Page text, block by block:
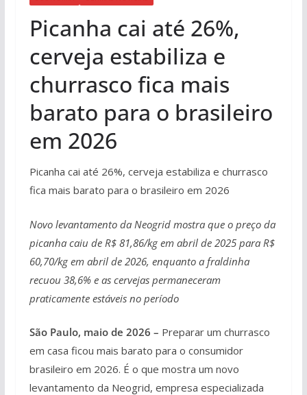
Picanha cai até 26%,
cerveja estabiliza e
churrasco fica mais
barato para o brasileiro
em 2026
Picanha cai até 26%, cerveja estabiliza e churrasco
fica mais barato para o brasileiro em 2026
Novo levantamento da Neogrid mostra que o preço da
picanha caiu de R$ 81,86/kg em abril de 2025 para R$
60,70/kg em abril de 2026, enquanto a fraldinha
recuou 38,6% e as cervejas permaneceram
praticamente estáveis no período
São Paulo, maio de 2026 – Preparar um churrasco
em casa ficou mais barato para o consumidor
brasileiro em 2026. É o que mostra um novo
levantamento da Neogrid, empresa especializada